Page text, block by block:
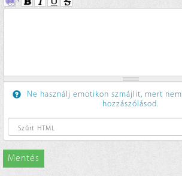
Ne használj emotikon szmájlit, mert
hozzászólásod.
Mentés